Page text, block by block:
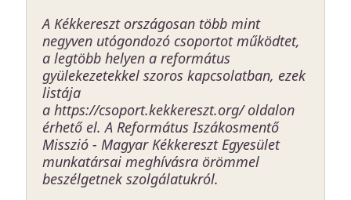
A Kékkereszt országosan több mint
negyven utógondozó csoportot működtet,
a legtöbb helyen a református
gyülekezetekkel szoros kapcsolatban, ezek
listája
a https://csoport.kekkereszt.org/oldalon
érhető el. A Református Iszákosmentő
Misszió - Magyar Kékkereszt Egyesület
munkatársai meghívásra örömmel
beszélgetnek szolgálatukról.